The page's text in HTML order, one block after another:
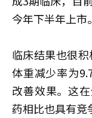
今年下半年上市。
临床结果也很
体重减少率为
改善效果。这
药相比也具有竞